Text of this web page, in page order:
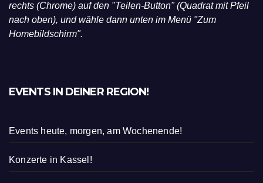
rechts (Chrome) auf den "Teilen-Button" (Quadrat mit Pfeil
nach oben), und wähle dann unten im Menü "Zum
Homebildschirm".
EVENTS IN DEINER REGION!
Events heute, morgen, am Wochenende!
Konzerte in Kassel!